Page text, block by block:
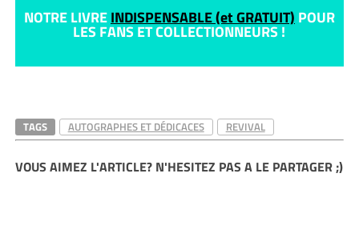
NOTRE LIVREINDISPENSABLE (et GRATUIT) POUR
LES FANS ET COLLECTIONNEURS !
TAGS AUTOGRAPHES ET DÉDICACES REVIVAL
VOUS AIMEZ L'ARTICLE? N'HESITEZ PAS A LE PARTAGER ;)